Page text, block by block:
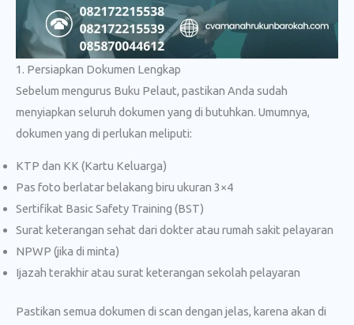
1. Persiapkan Dokumen Lengkap
Sebelum mengurus Buku Pelaut, pastikan Anda sudah
menyiapkan seluruh dokumen yang di butuhkan. Umumnya,
dokumen yang di perlukan meliputi:
KTP dan KK (Kartu Keluarga)
Pas foto berlatar belakang biru ukuran 3×4
Sertifikat Basic Safety Training (BST)
Surat keterangan sehat dari dokter atau rumah sakit pelayaran
NPWP (jika di minta)
Ijazah terakhir atau surat keterangan sekolah pelayaran
Pastikan semua dokumen di scan dengan jelas, karena akan di